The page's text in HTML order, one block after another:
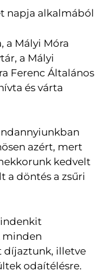
napja alkalmából
a Mályi Móra
a Mályi
Ferenc Általános
és várta
azért, mert
kedvelt
a döntés a zsűri
minden
díjaztunk, illetve
odaítélésre.